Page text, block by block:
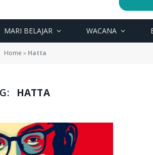
MARI BELAJAR WACANA
Home » Hatta
HATTA